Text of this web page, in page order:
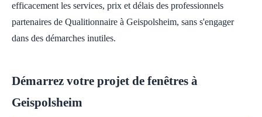
efficacement les services, prix et délais des professionnels
partenaires de Qualitionnaire à Geispolsheim, sans s'engager
dans des démarches inutiles.
Démarrez votre projet de fenêtres à
Geispolsheim